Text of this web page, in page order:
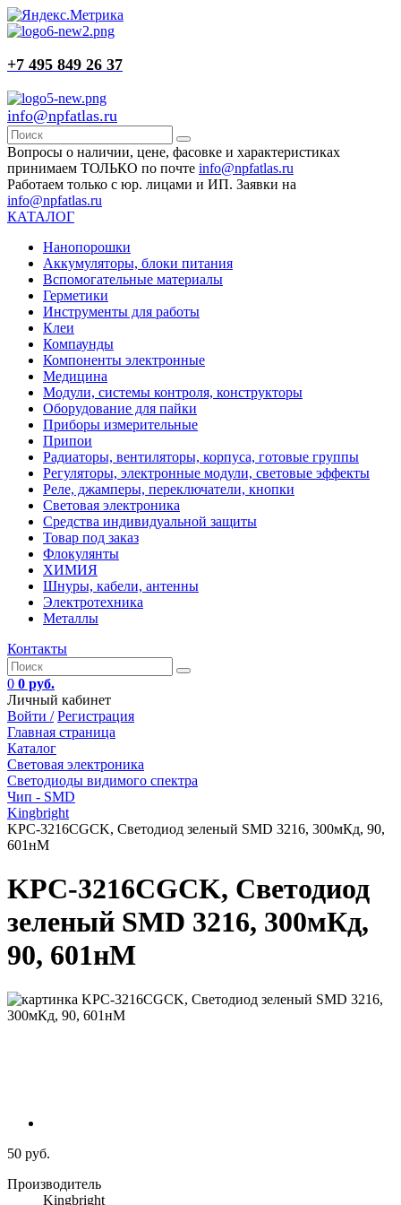
+7 495 849 26 37
info@npfatlas.ru
Вопросы о наличии, цене, фасовке и характеристиках
принимаем ТОЛЬКО по почте info@npfatlas.ru
Работаем только с юр. лицами и ИП. Заявки на
info@npfatlas.ru
КАТАЛОГ
Нанопорошки
Аккумуляторы, блоки питания
Вспомогательные материалы
Герметики
Инструменты для работы
Клеи
Компаунды
Компоненты электронные
Медицина
Модули, системы контроля, конструкторы
Оборудование для пайки
Приборы измерительные
Припои
Радиаторы, вентиляторы, корпуса, готовые группы
Регуляторы, электронные модули, световые эффекты
Реле, джамперы, переключатели, кнопки
Световая электроника
Средства индивидуальной защиты
Товар под заказ
Флокулянты
ХИМИЯ
Шнуры, кабели, антенны
Электротехника
Металлы
Контакты
0 0 руб.
Личный кабинет
Войти / Регистрация
Главная страница
Каталог
Световая электроника
Светодиоды видимого спектра
Чип - SMD
Kingbright
KPС-3216CGCK, Светодиод зеленый SMD 3216, 300мКд, 90,
601нМ
KPС-3216CGCK, Светодиод
зеленый SMD 3216, 300мКд,
90, 601нМ
50 руб.
Производитель
Kingbright